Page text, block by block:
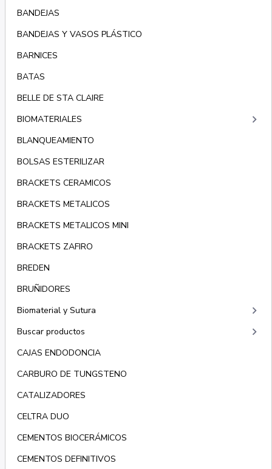
BANDEJAS
BANDEJAS Y VASOS PLÁSTICO
BARNICES
BATAS
BELLE DE STA CLAIRE
BIOMATERIALES
keyboard_arrow_right
BLANQUEAMIENTO
BOLSAS ESTERILIZAR
BRACKETS CERAMICOS
BRACKETS METALICOS
BRACKETS METALICOS MINI
BRACKETS ZAFIRO
BREDEN
BRUÑIDORES
Biomaterial y Sutura
keyboard_arrow_right
Buscar productos keyboard_arrow_right
CAJAS ENDODONCIA
CARBURO DE TUNGSTENO
CATALIZADORES
CELTRA DUO
CEMENTOS BIOCERÁMICOS
CEMENTOS DEFINITIVOS